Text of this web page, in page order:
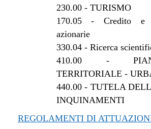
230.00- TURISMO
170.05-Credito e
azionarie
330.04- Ricerca
410.00-
TERRITORIALE -
440.00- TUTELA
INQUINAMENTI
REGOLAMENTI DI